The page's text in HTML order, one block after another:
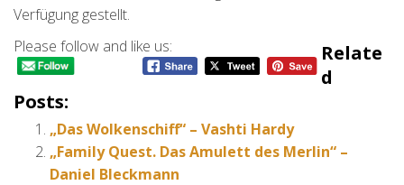
Verfügung gestellt.
Please follow and like us:
Relate
D
Posts:
„Das Wolkenschiff“ – Vashti Hardy
„Family Quest. Das Amulett des Merlin“ –
Daniel Bleckmann